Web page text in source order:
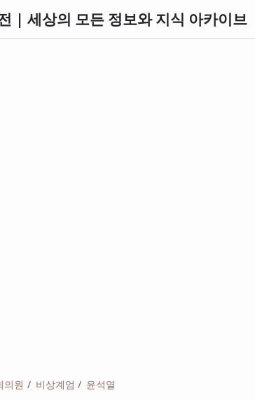
| 세상의 모든 정보와 지식 아카이브
의원 비상계엄 윤석열